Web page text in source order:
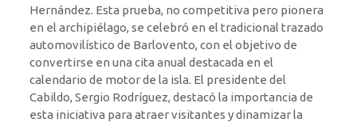
Hernández. Esta prueba, no competitiva pero pionera
en el archipiélago, se celebró en el tradicional trazado
automovilístico de Barlovento, con el objetivo de
convertirse en una cita anual destacada en el
calendario de motor de la isla. El presidente del
Cabildo, Sergio Rodríguez, destacó la importancia de
esta iniciativa para atraer visitantes y dinamizar la